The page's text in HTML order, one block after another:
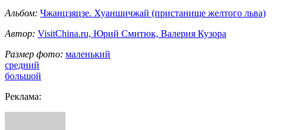
Альбом: Чжанцзяцзе. Хуаншичжай (пристанище желтого льва)
Автор: VisitChina.ru, Юрий Смитюк, Валерия Кузора
Размер фото: маленький
средний
большой
Реклама: